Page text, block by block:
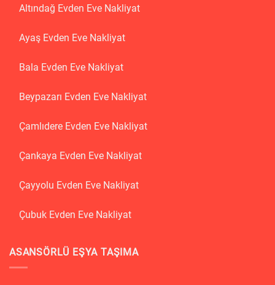
Altındağ Evden Eve Nakliyat
Ayaş Evden Eve Nakliyat
Bala Evden Eve Nakliyat
Beypazarı Evden Eve Nakliyat
Çamlıdere Evden Eve Nakliyat
Çankaya Evden Eve Nakliyat
Çayyolu Evden Eve Nakliyat
Çubuk Evden Eve Nakliyat
ASANSÖRLÜ EŞYA TAŞIMA